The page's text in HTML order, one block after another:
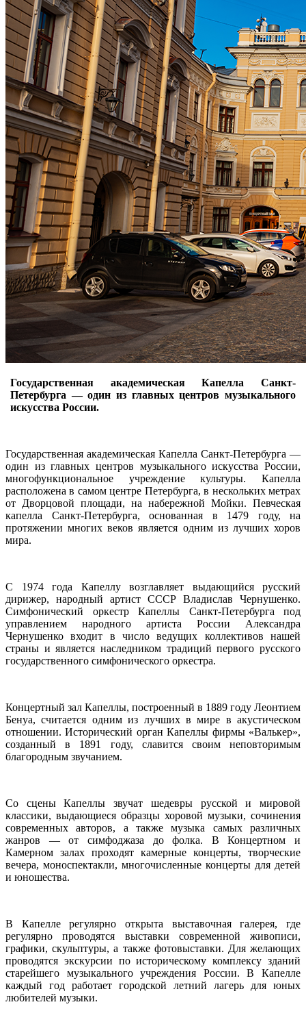
Государственная академическая Капелла Санкт-
Петербурга — один из главных центров музыкального
искусства России.
Государственная академическая Капелла Санкт-Петербурга —
один из главных центров музыкального искусства России,
многофункциональное учреждение культуры. Капелла
расположена в самом центре Петербурга, в нескольких метрах
от Дворцовой площади, на набережной Мойки. Певческая
капелла Санкт-Петербурга, основанная в 1479 году, на
протяжении многих веков является одним из лучших хоров
мира.
С 1974 года Капеллу возглавляет выдающийся русский
дирижер, народный артист СССР Владислав Чернушенко.
Симфонический оркестр Капеллы Санкт-Петербурга под
управлением народного артиста России Александра
Чернушенко входит в число ведущих коллективов нашей
страны и является наследником традиций первого русского
государственного симфонического оркестра.
Концертный зал Капеллы, построенный в 1889 году Леонтием
Бенуа, считается одним из лучших в мире в акустическом
отношении. Исторический орган Капеллы фирмы «Валькер»,
созданный в 1891 году, славится своим неповторимым
благородным звучанием.
Со сцены Капеллы звучат шедевры русской и мировой
классики, выдающиеся образцы хоровой музыки, сочинения
современных авторов, а также музыка самых различных
жанров — от симфоджаза до фолка. В Концертном и
Камерном залах проходят камерные концерты, творческие
вечера, моноспектакли, многочисленные концерты для детей
и юношества.
В Капелле регулярно открыта выставочная галерея, где
регулярно проводятся выставки современной живописи,
графики, скульптуры, а также фотовыставки. Для желающих
проводятся экскурсии по историческому комплексу зданий
старейшего музыкального учреждения России. В Капелле
каждый год работает городской летний лагерь для юных
любителей музыки.